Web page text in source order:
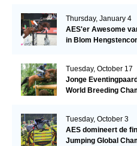
Thursday, January 4
AES'er Awesome
in Blom
Tuesday, October 17
Jonge
World Breeding
Tuesday, October 3
AES domineert de
Jumping Global